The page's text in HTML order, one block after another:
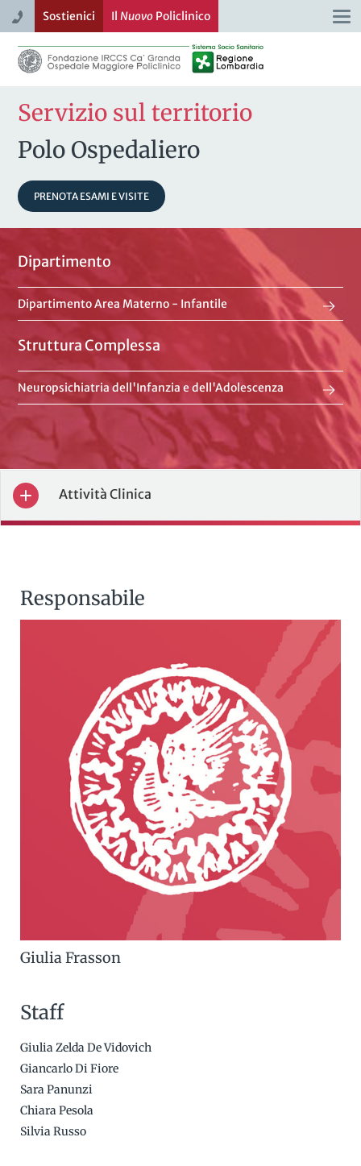
Sostienici Il NuovoPoliclinico
Servizio sul territorio
Polo Ospedaliero
PRENOTA ESAMI E VISITE
Dipartimento
Dipartimento Area Materno - Infantile
Struttura Complessa
Neuropsichiatria dell'Infanzia e dell'Adolescenza
Attività Clinica
Responsabile
Giulia Frasson
Staff
Giulia Zelda De Vidovich
Giancarlo Di Fiore
Sara Panunzi
Chiara Pesola
Silvia Russo